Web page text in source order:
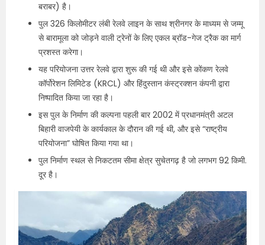
बराबर) है।
पुल 326 किलोमीटर लंबी रेलवे लाइन के साथ श्रीनगर के माध्यम से जम्मू
से बारामूला को जोड़ने वाली ट्रेनों के लिए एकल ब्रॉड-गेज ट्रैक का मार्ग
प्रशस्त करेगा।
यह परियोजना उत्तर रेलवे द्वारा शुरू की गई थी और इसे कोंकण रेलवे
कॉर्पोरेशन लिमिटेड (KRCL) और हिंदुस्तान कंस्ट्रक्शन कंपनी द्वारा
निष्पादित किया जा रहा है।
इस पुल के निर्माण की कल्पना पहली बार 2002 में प्रधानमंत्री अटल
बिहारी वाजपेयी के कार्यकाल के दौरान की गई थी, और इसे “राष्ट्रीय
परियोजना” घोषित किया गया था।
पुल निर्माण स्थल से निकटतम सीमा क्षेत्र सुचेतगढ़ है जो लगभग 92 किमी.
दूर है।